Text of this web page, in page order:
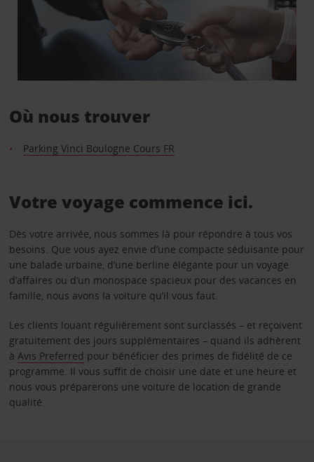
Où nous trouver
Parking Vinci Boulogne Cours FR
Votre voyage commence ici.
Dès votre arrivée, nous sommes là pour répondre à tous vos
besoins. Que vous ayez envie d’une compacte séduisante pour
une balade urbaine, d’une berline élégante pour un voyage
d’affaires ou d’un monospace spacieux pour des vacances en
famille, nous avons la voiture qu’il vous faut.
Les clients louant régulièrement sont surclassés – et reçoivent
gratuitement des jours supplémentaires – quand ils adhèrent
à Avis Preferred pour bénéficier des primes de fidélité de ce
programme. Il vous suffit de choisir une date et une heure et
nous vous préparerons une voiture de location de grande
qualité.